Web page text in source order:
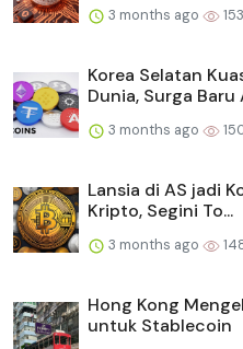
3 months ago 153
Korea Selatan
Dunia, Surga Baru
3 months ago
Lansia di AS jadi
Kripto, Segini To...
3 months ago
Hong Kong
untuk Stablecoin